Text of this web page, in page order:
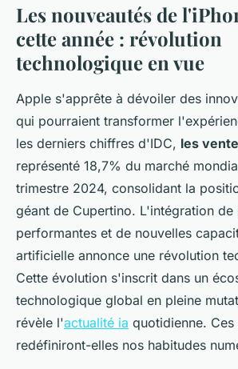
Les nouveautés de
cette année : révolution
technologique en vue
Apple s'apprête à dévoiler des
qui pourraient transformer
les derniers chiffres d'IDC, les
représenté 18,7% du marché
trimestre 2024, consolidant la
géant de Cupertino. L'intégration de
performantes et de nouvelles
artificielle annonce une révolution
Cette évolution s'inscrit dans un
technologique global en pleine
révèle l'actualité ia quotidienne. Ces
redéfiniront-elles nos habitudes